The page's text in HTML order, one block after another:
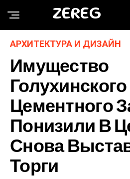
ZEREG
АРХИТЕКТУРА И ДИЗАЙН
Имущество
Голухинского
Цементного
Понизили В
Снова
Торги